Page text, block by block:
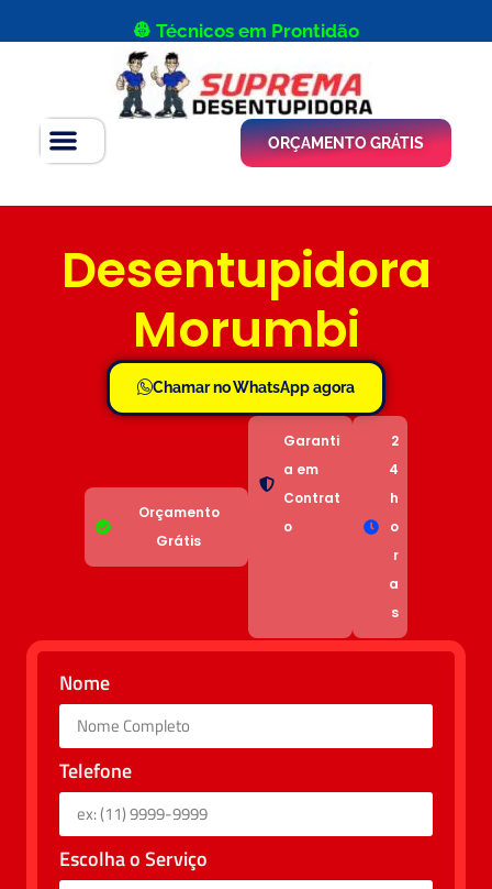
👷 Técnicos em Prontidão
ORÇAMENTO GRÁTIS
Desentupidora
Morumbi
Chamar no WhatsApp agora
Orçamento
Grátis
Garanti
a em
Contrat
o
2
4
h
o
r
a
s
Nome
Telefone
Escolha o Serviço